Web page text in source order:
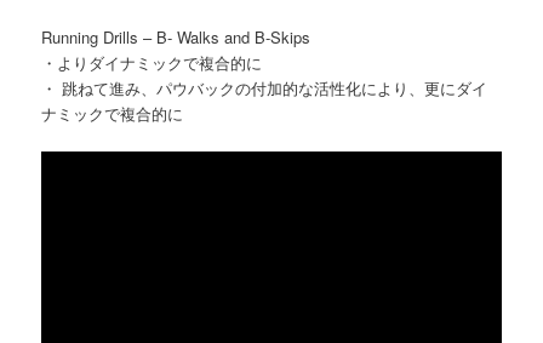
Running Drills – B- Walks and B-Skips
・よりダイナミックで複合的に
・ 跳ねて進み、パウバックの付加的な活性化により、更にダイ
ナミックで複合的に